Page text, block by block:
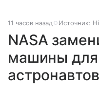
11 часов назад Источник:
NASA
машины для